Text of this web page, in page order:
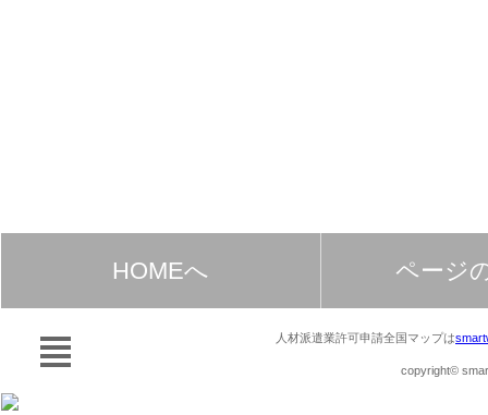
HOMEへ ページ
人材派遣業許可申請全国マップは
copyright©